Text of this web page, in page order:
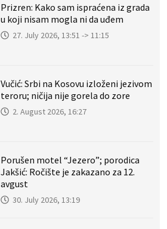
Prizren: Kako sam ispraćena iz grada
u koji nisam mogla ni da uđem
27. July 2026, 13:51 -> 11:15
Vučić: Srbi na Kosovu izloženi jezivom
teroru; ničija nije gorela do zore
2. August 2026, 16:27
Porušen motel “Jezero”; porodica
Jakšić: Ročište je zakazano za 12.
avgust
30. July 2026, 13:19